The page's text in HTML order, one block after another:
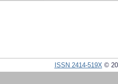
ISSN 2414-519X©